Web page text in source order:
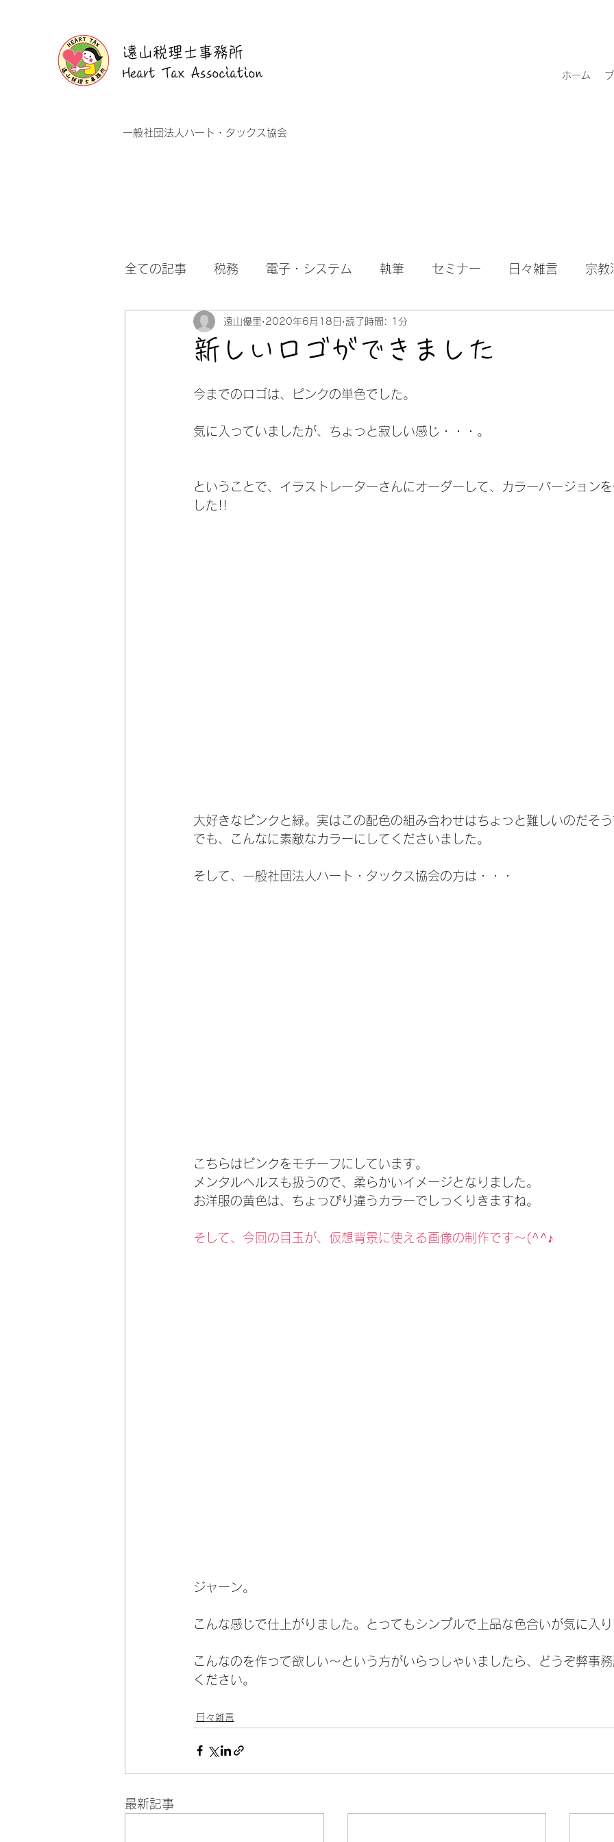
遠山税理士事務所
Heart Tax Association
​一般社団法人ハート・タックス協会
ホーム
全ての記事 税務 電子・システム 執筆 セミナー 日々雑言 宗教
新しいロゴができました
遠山優里 2020年6月18日 読了時間: 1分
今までのロゴは、ピンクの単色でした。
気に入っていましたが、ちょっと寂しい感じ・・・。
ということで、イラストレーターさんにオーダーして、カラーバージョン
した!!
大好きなピンクと緑。実はこの配色の組み合わせはちょっと難しいのだそ
でも、こんなに素敵なカラーにしてくださいました。
そして、一般社団法人ハート・タックス協会の方は・・・
こちらはピンクをモチーフにしています。
メンタルヘルスも扱うので、柔らかいイメージとなりました。
お洋服の黄色は、ちょっぴり違うカラーでしっくりきますね。
そして、今回の目玉が、仮想背景に使える画像の制作です～(^^♪
ジャーン。
こんな感じで仕上がりました。とってもシンプルで上品な色合いが気に入
こんなのを作って欲しい～という方がいらっしゃいましたら、どうぞ弊事
ください。
日々雑言
最新記事